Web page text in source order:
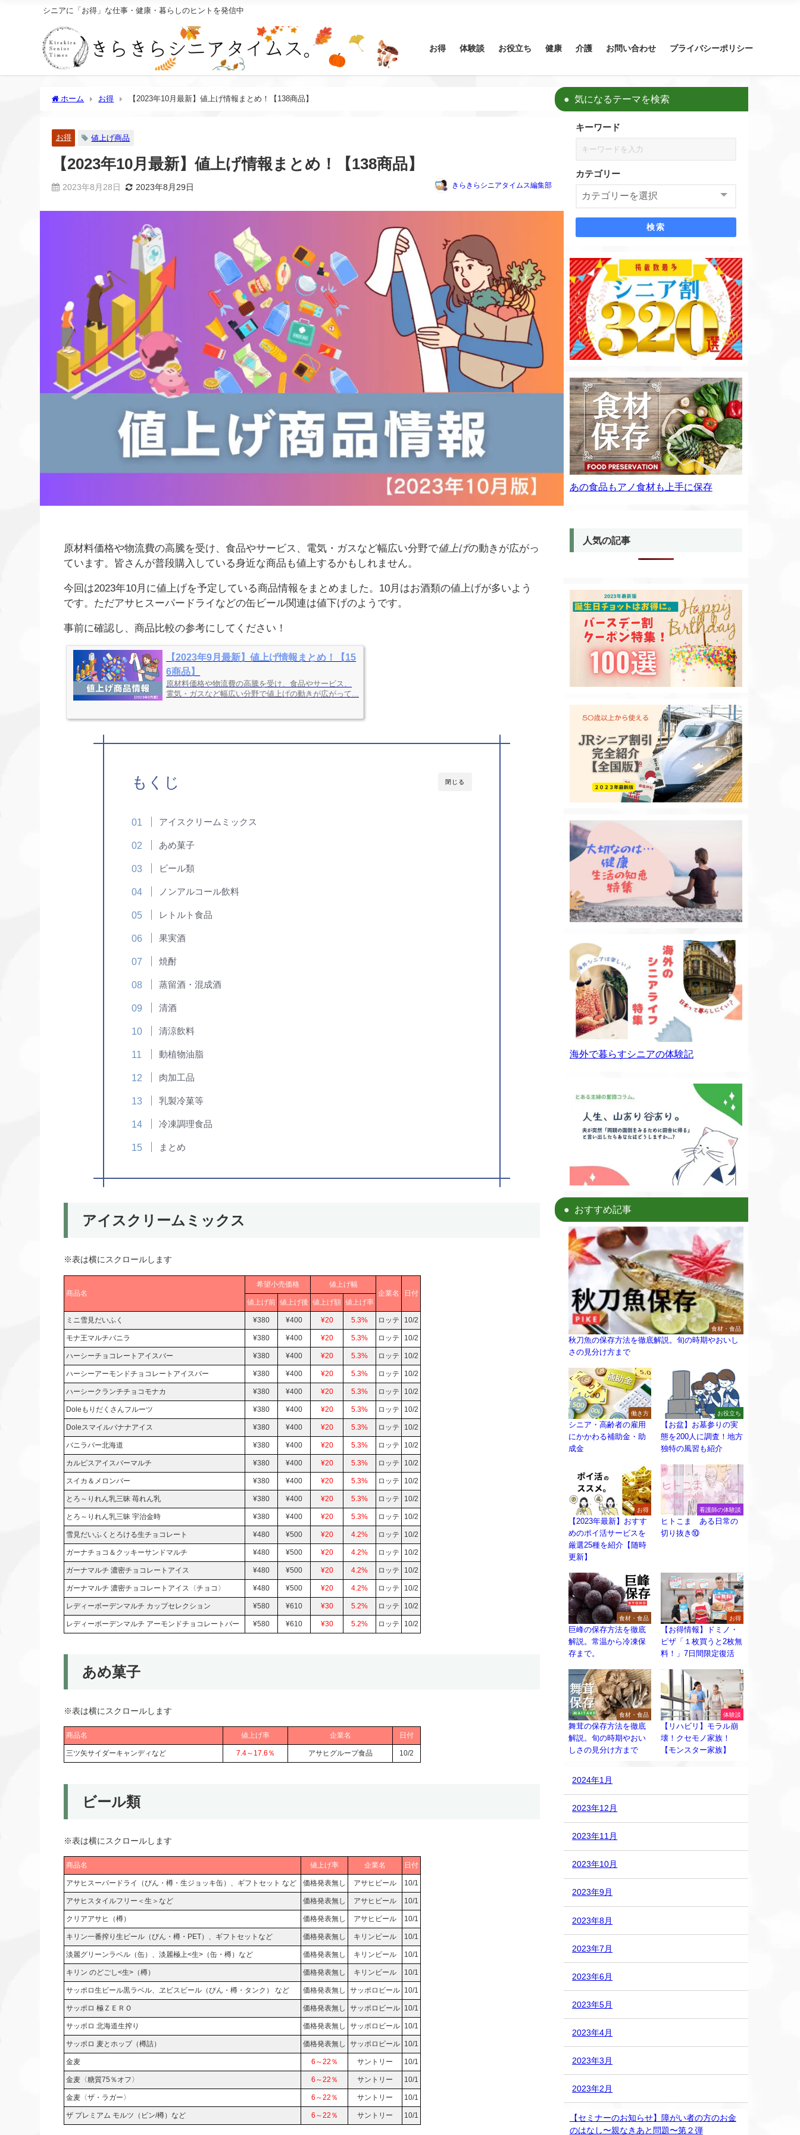
シニアに「お得」な仕事・健康・暮らしのヒントを発信中
お得 体験談 お役立ち 健康 介護 お問い合わせ プライバシーポリシー
ホーム お得 【2023年10月最新】値上げ情報まとめ！【138商品】
お得 値上げ商品
【2023年10月最新】値上げ情報まとめ！【138商品】
2023年8月28日 2023年8月29日 きらきらシニアタイムス編集部
原材料価格や物流費の高騰を受け、食品やサービス、電気・ガスなど幅広い分野で値上げの動きが広がっ
ています。皆さんが普段購入している身近な商品も値上するかもしれません。
今回は2023年10月に値上げを予定している商品情報をまとめました。10月はお酒類の値上げが多いよう
です。ただアサヒスーパードライなどの缶ビール関連は値下げのようです。
事前に確認し、商品比較の参考にしてください！
【2023年9月最新】値上げ情報まとめ！【15
6商品】
原材料価格や物流費の高騰を受け、食品やサービス、
電気・ガスなど幅広い分野で値上げの動きが広がって...
閉じる
もくじ
アイスクリームミックス
あめ菓子
ビール類
ノンアルコール飲料
レトルト食品
果実酒
焼酎
蒸留酒・混成酒
清酒
清涼飲料
動植物油脂
肉加工品
乳製冷菓等
冷凍調理食品
まとめ
アイスクリームミックス
※表は横にスクロールします
商品名
希望小売価格
値上げ幅
企業名
日付
値上げ前
値上げ後 値上げ額 値上げ率
ミニ雪見だいふく ¥380 ¥400 ¥20 5.3% ロッテ 10/2
モナ王マルチバニラ ¥380 ¥400 ¥20 5.3% ロッテ 10/2
ハーシーチョコレートアイスバー ¥380 ¥400 ¥20 5.3% ロッテ 10/2
ハーシーアーモンドチョコレートアイスバー ¥380 ¥400 ¥20 5.3% ロッテ 10/2
ハーシークランチチョコモナカ ¥380 ¥400 ¥20 5.3% ロッテ 10/2
Doleもりだくさんフルーツ ¥380 ¥400 ¥20 5.3% ロッテ 10/2
Doleスマイルバナナアイス ¥380 ¥400 ¥20 5.3% ロッテ 10/2
バニラバー北海道 ¥380 ¥400 ¥20 5.3% ロッテ 10/2
カルピスアイスバーマルチ ¥380 ¥400 ¥20 5.3% ロッテ 10/2
スイカ＆メロンバー ¥380 ¥400 ¥20 5.3% ロッテ 10/2
とろ～りれん乳三昧 苺れん乳 ¥380 ¥400 ¥20 5.3% ロッテ 10/2
とろ～りれん乳三昧 宇治金時 ¥380 ¥400 ¥20 5.3% ロッテ 10/2
雪見だいふくとろける生チョコレート ¥480 ¥500 ¥20 4.2% ロッテ 10/2
ガーナチョコ＆クッキーサンドマルチ ¥480 ¥500 ¥20 4.2% ロッテ 10/2
ガーナマルチ 濃密チョコレートアイス ¥480 ¥500 ¥20 4.2% ロッテ 10/2
ガーナマルチ 濃密チョコレートアイス〈チョコ〉 ¥480 ¥500 ¥20 4.2% ロッテ 10/2
レディーボーデンマルチ カップセレクション ¥580 ¥610 ¥30 5.2% ロッテ 10/2
レディーボーデンマルチ アーモンドチョコレートバー ¥580 ¥610 ¥30 5.2% ロッテ 10/2
あめ菓子
※表は横にスクロールします
商品名 値上げ率 企業名 日付
三ツ矢サイダーキャンディなど 7.4～17.6％ アサヒグループ食品 10/2
ビール類
※表は横にスクロールします
商品名 値上げ率 企業名 日付
アサヒスーパードライ（びん・樽・生ジョッキ缶）、ギフトセット など 価格発表無し アサヒビール 10/1
アサヒスタイルフリー＜生＞など 価格発表無し アサヒビール 10/1
クリアアサヒ（樽） 価格発表無し アサヒビール 10/1
キリン一番搾り生ビール（びん・樽・PET）、ギフトセットなど 価格発表無し キリンビール 10/1
淡麗グリーンラベル（缶）、淡麗極上<生>（缶・樽）など 価格発表無し キリンビール 10/1
キリン のどごし<生>（樽） 価格発表無し キリンビール 10/1
サッポロ生ビール黒ラベル、ヱビスビール（びん・樽・タンク） など 価格発表無し サッポロビール 10/1
サッポロ 極ＺＥＲＯ 価格発表無し サッポロビール 10/1
サッポロ 北海道生搾り 価格発表無し サッポロビール 10/1
サッポロ 麦とホップ（樽詰） 価格発表無し サッポロビール 10/1
金麦 6～22％ サントリー 10/1
金麦〈糖質75％オフ〉 6～22％ サントリー 10/1
金麦〈ザ・ラガー〉 6～22％ サントリー 10/1
ザ プレミアム モルツ（ビン/樽）など 6～22％ サントリー 10/1
気になるテーマを検索
キーワード
カテゴリー
検索
あの食品もアノ食材も上手に保存
人気の記事
海外で暮らすシニアの体験記
おすすめ記事
食材・食品
秋刀魚の保存方法を徹底解説。旬の時期やおいし
さの見分け方まで
働き方
シニア・高齢者の雇用
にかかわる補助金・助
成金
お役立ち
【お盆】お墓参りの実
態を200人に調査！地方
独特の風習も紹介
お得
【2023年最新】おすす
めのポイ活サービスを
厳選25種を紹介【随時
更新】
看護師の体験談
ヒトこま ある日常の
切り抜き⑩
食材・食品
巨峰の保存方法を徹底
解説。常温から冷凍保
存まで。
お得
【お得情報】ドミノ・
ピザ「１枚買うと2枚無
料！」7日間限定復活
食材・食品
舞茸の保存方法を徹底
解説。旬の時期やおい
しさの見分け方まで
体験談
【リハビリ】モラル崩
壊！クセモノ家族！
【モンスター家族】
2024年1月
2023年12月
2023年11月
2023年10月
2023年9月
2023年8月
2023年7月
2023年6月
2023年5月
2023年4月
2023年3月
2023年2月
【セミナーのお知らせ】障がい者の⽅のお⾦
のはなし〜親なきあと問題〜第２弾